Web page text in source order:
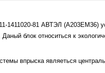
1411020-81 АВТЭЛ (A203EM36)
блок относиться к
впрыска являеться